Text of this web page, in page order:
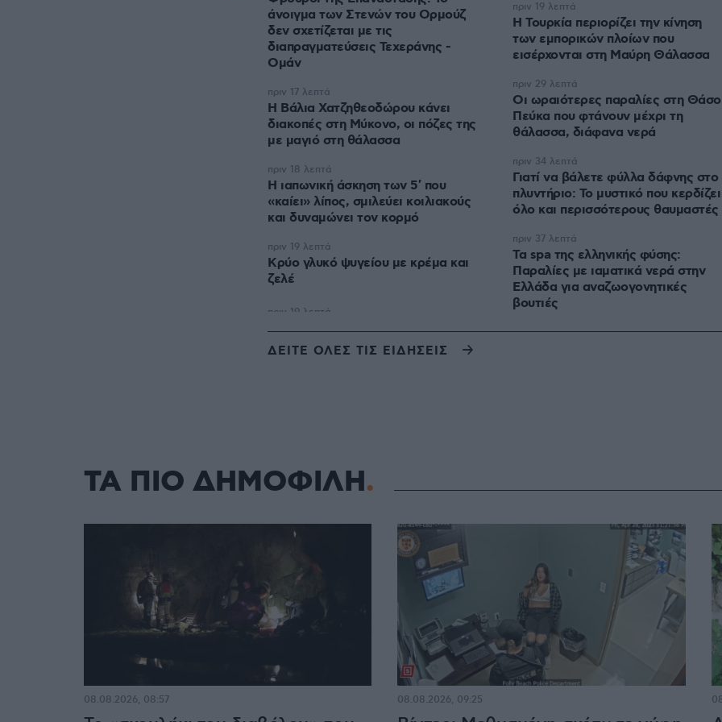
άνοιγμα των Στενών του Ορμούζ
δεν σχετίζεται με τις
διαπραγματεύσεις Τεχεράνης -
Ομάν
Η Βάλια Χατζηθεοδώρου κάνει
διακοπές στη Μύκονο, οι πόζες της
με μαγιό στη θάλασσα
πριν 17 λεπτά
Η ιαπωνική άσκηση των 5′ που
«καίει» λίπος, σμιλεύει κοιλιακούς
και δυναμώνει τον κορμό
πριν 18 λεπτά
Κρύο γλυκό ψυγείου με κρέμα και
ζελέ
πριν 19 λεπτά
Η Τουρκία περιορίζει την κίνηση
των εμπορικών πλοίων που
εισέρχονται στη Μαύρη Θάλασσα
πριν 19 λεπτά
Οι ωραιότερες παραλίες στη
Πεύκα που φτάνουν μέχρι τη
θάλασσα, διάφανα νερά
πριν 29 λεπτά
Γιατί να βάλετε φύλλα δάφνης στο
πλυντήριο: Το μυστικό που κερδίζει
όλο και περισσότερους θαυμαστές
πριν 34 λεπτά
Τα spa της ελληνικής φύσης:
Παραλίες με ιαματικά νερά στην
Ελλάδα για αναζωογονητικές
βουτιές
πριν 37 λεπτά
ΔΕΙΤΕ ΟΛΕΣ ΤΙΣ ΕΙΔΗΣΕΙΣ
ΤΑ ΠΙΟ ΔΗΜΟΦΙΛΗ
08.08.2026, 08:57 08.08.2026, 09:25